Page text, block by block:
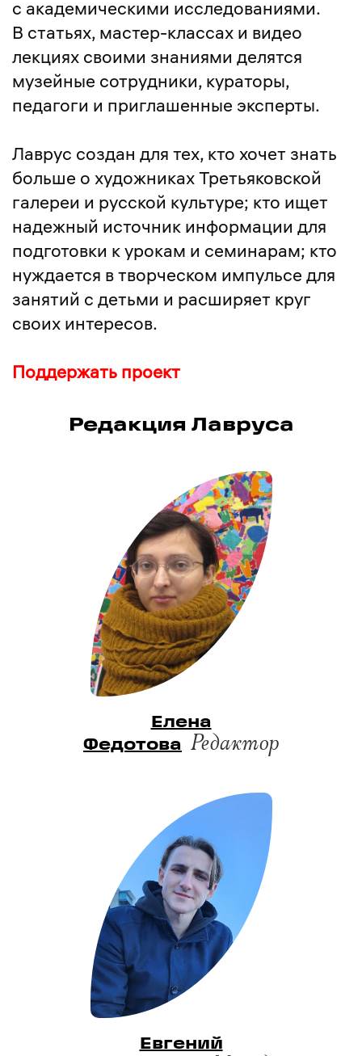
с академическими исследованиями.
В статьях, мастер-классах и видео
лекциях своими знаниями делятся
музейные сотрудники, кураторы,
педагоги и приглашенные эксперты.
Лаврус создан для тех, кто хочет знать
больше о художниках Третьяковской
галереи и русской культуре; кто ищет
надежный источник информации для
подготовки к урокам и семинарам; кто
нуждается в творческом импульсе для
занятий с детьми и расширяет круг
своих интересов.
Поддержать проект
Редакция Лавруса
Елена
Федотова Редактор
Евгений